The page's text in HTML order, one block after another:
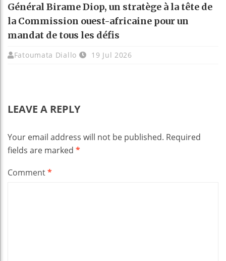
Général Birame Diop, un stratège à la tête de
la Commission ouest-africaine pour un
mandat de tous les défis
Fatoumata Diallo 19 Jul 2026
LEAVE A REPLY
Your email address will not be published. Required
fields are marked *
Comment*